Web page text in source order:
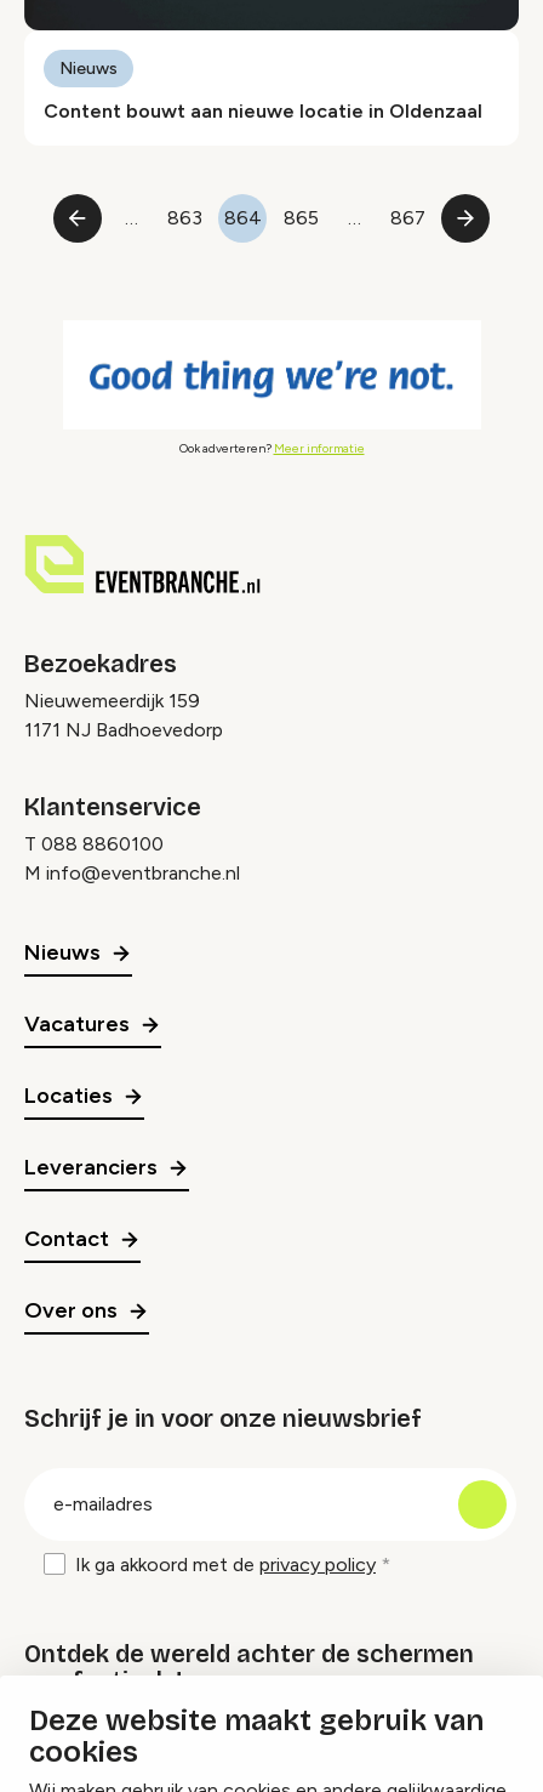
Deze website maakt gebruik van
cookies
Content bouwt aan nieuwe locatie in Oldenzaal
Nieuws
Paginering
Vorige
…
Pagina
863
Pagina
864
Pagina
865 …
Laatste
867
Ook adverteren? Meer informatie
Bezoekadres
Nieuwemeerdijk 159
1171 NJ Badhoevedorp
Klantenservice
T 088 8860100
M info@eventbranche.nl
Nieuws
Vacatures
Locaties
Leveranciers
Contact
Over ons
Schrijf je in voor onze nieuwsbrief
Ik ga akkoord met de privacy policy
Ontdek de wereld achter de schermen
van festivals!
Lees onze Festival Specials